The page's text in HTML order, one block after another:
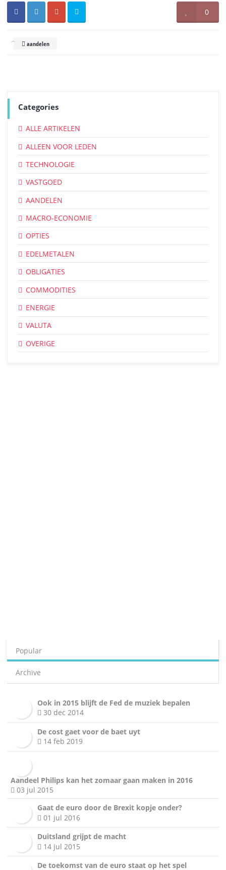
0
aandelen
Categories
ALLE ARTIKELEN
ALLEEN VOOR LEDEN
TECHNOLOGIE
VASTGOED
AANDELEN
MACRO-ECONOMIE
OPTIES
EDELMETALEN
OBLIGATIES
COMMODITIES
ENERGIE
VALUTA
OVERIGE
Popular
Archive
Ook in 2015 blijft de Fed de muziek bepalen
30 dec 2014
De cost gaet voor de baet uyt
14 feb 2019
Aandeel Philips kan het zomaar gaan maken in 2016
03 jul 2015
Gaat de euro door de Brexit kopje onder?
01 jul 2016
Duitsland grijpt de macht
14 jul 2015
De toekomst van de euro staat op het spel